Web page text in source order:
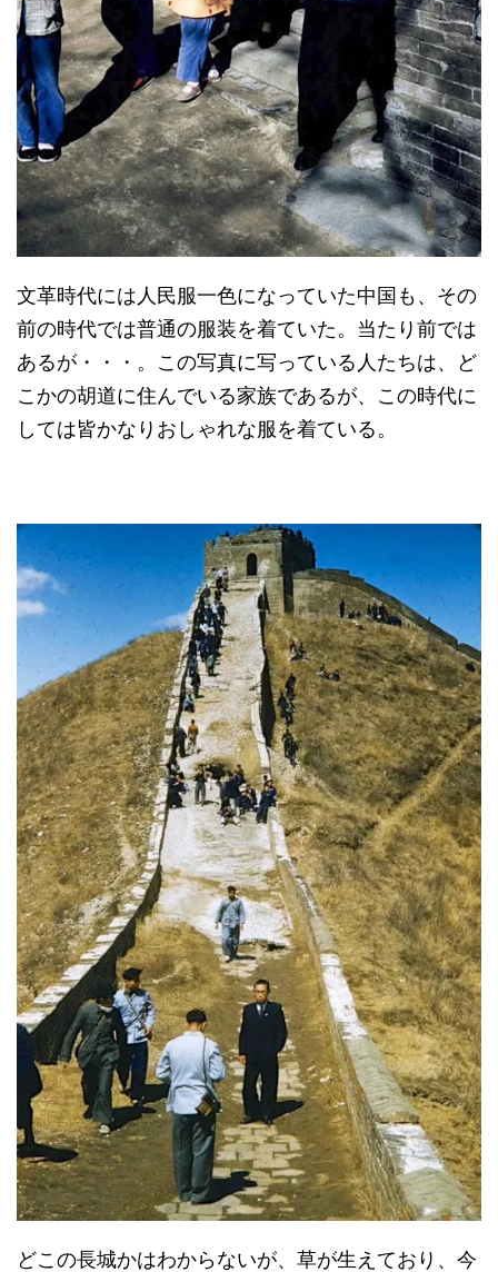
文革時代には人民服一色になっていた中国も、その
前の時代では普通の服装を着ていた。当たり前では
あるが・・・。この写真に写っている人たちは、ど
こかの胡道に住んでいる家族であるが、この時代に
しては皆かなりおしゃれな服を着ている。
どこの長城かはわからないが、草が生えており、今